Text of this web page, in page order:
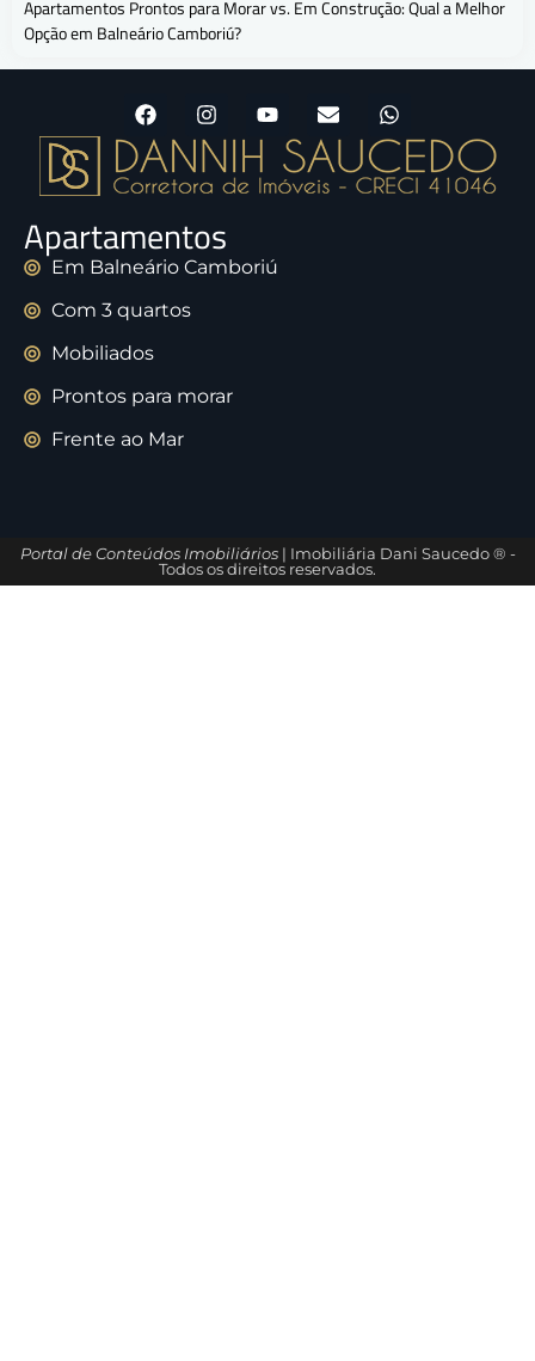
Apartamentos Prontos para Morar vs. Em Construção: Qual a Melhor
Opção em Balneário Camboriú?
Apartamentos
Em Balneário Camboriú
Com 3 quartos
Mobiliados
Prontos para morar
Frente ao Mar
Portal de Conteúdos Imobiliários | Imobiliária Dani Saucedo ® -
Todos os direitos reservados.